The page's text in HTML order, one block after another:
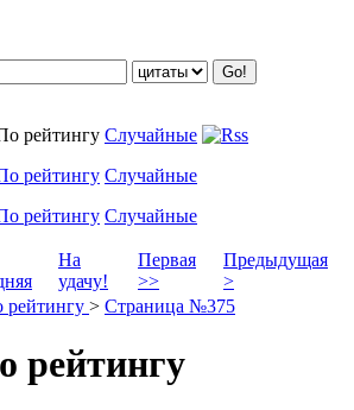
рейтингу Случайные
рейтингу Случайные
рейтингу Случайные
На
удачу!
Первая
>>
Предыдущая
>
рейтингу > Страница №375
рейтингу